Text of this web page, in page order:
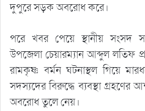
দুপুরে সড়ক অবরোধ করে।
পরে খবর পেয়ে স্থানীয় সংসদ
উপজেলা চেয়ারম্যান আব্দুল লতিফ
রামকৃষ্ণ বর্মন ঘটনাস্থল গিয়ে
সদস্যদের বিরুদ্ধে ব্যবস্থা গ্রহণের
অবরোধ তুলে নেয়।